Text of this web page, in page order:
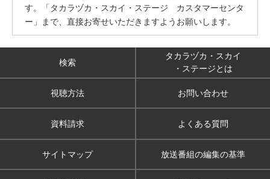
す。「タカラヅカ・スカイ・ステージ カスタマーセンタ
ー」まで、直接お寄せいただきますようお願いします。
検索
タカラヅカ・スカイ
・ステージとは
視聴方法 お問い合わせ
資料請求 よくある質問
サイトマップ 放送番組の編集の基準